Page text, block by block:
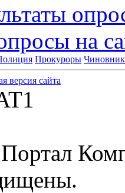
на
Прокуроры
версия сайта